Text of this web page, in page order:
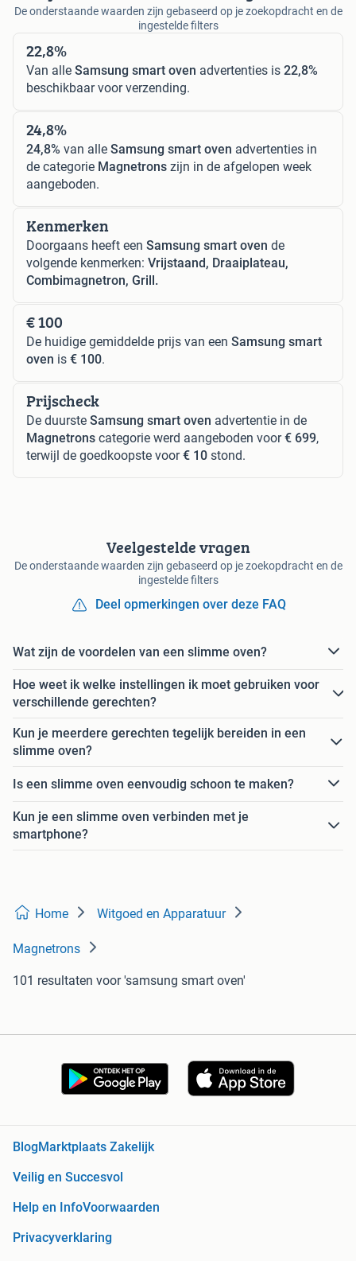
De onderstaande waarden zijn gebaseerd op je zoekopdracht en de
ingestelde filters
22,8%
Van alle Samsung smart oven advertenties is 22,8%
beschikbaar voor verzending.
24,8%
24,8% van alle Samsung smart oven advertenties in
de categorie Magnetrons zijn in de afgelopen week
aangeboden.
Kenmerken
Doorgaans heeft een Samsung smart oven de
volgende kenmerken: Vrijstaand, Draaiplateau,
Combimagnetron, Grill.
€ 100
De huidige gemiddelde prijs van een Samsung smart
oven is € 100.
Prijscheck
De duurste Samsung smart oven advertentie in de
Magnetrons categorie werd aangeboden voor€ 699,
terwijl de goedkoopste voor€ 10 stond.
Veelgestelde vragen
De onderstaande waarden zijn gebaseerd op je zoekopdracht en de
ingestelde filters
Deel opmerkingen over deze FAQ
Wat zijn de voordelen van een slimme oven?
Hoe weet ik welke instellingen ik moet gebruiken voor
verschillende gerechten?
Kun je meerdere gerechten tegelijk bereiden in een
slimme oven?
Is een slimme oven eenvoudig schoon te maken?
Kun je een slimme oven verbinden met je
smartphone?
Home Witgoed en Apparatuur
Magnetrons
101 resultaten voor 'samsung smart oven'
Blog Marktplaats Zakelijk
Veilig en Succesvol
Help en InfoVoorwaarden
Privacyverklaring